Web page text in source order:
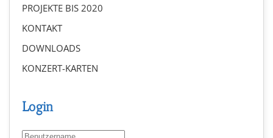
PROJEKTE BIS 2020
KONTAKT
DOWNLOADS
KONZERT-KARTEN
Login